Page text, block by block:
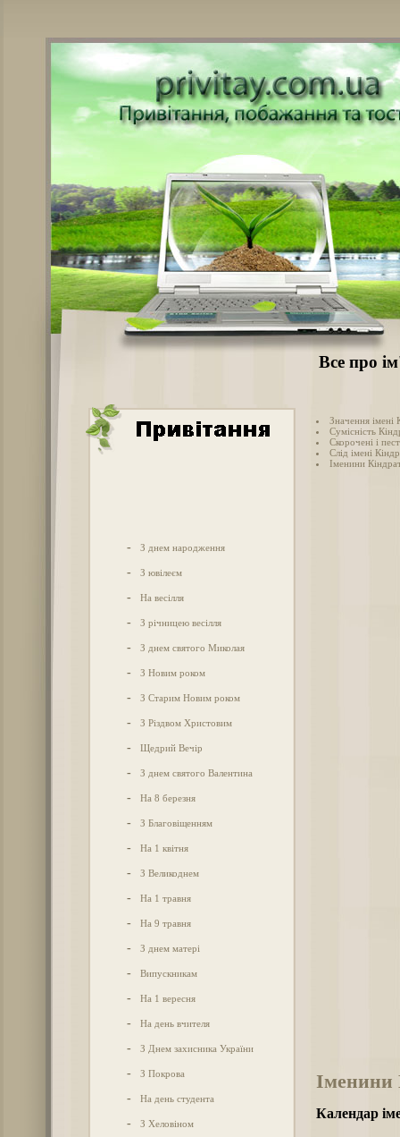
Все про
- З днем народження
- З ювілеєм
- На весілля
- З річницею весілля
- З днем святого Миколая
- З Новим роком
- З Старим Новим роком
- З Різдвом Христовим
- Щедрий Вечір
- З днем святого Валентина
- На 8 березня
- З Благовіщенням
- На 1 квітня
- З Великоднем
- На 1 травня
- На 9 травня
- З днем матері
- Випускникам
- На 1 вересня
- На день вчителя
- З Днем захисника України
- З Покрова
- На день студента
- З Хеловіном
Значення імені
Сумісність
Скорочені і
Слід імені
Іменини
Іменини
Календар